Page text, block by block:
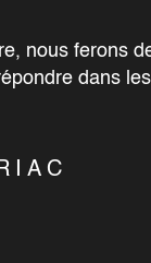
nous ferons
dans les